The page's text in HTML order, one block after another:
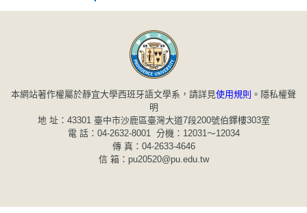
本網站著作權屬於靜宜大學西班牙語文學系，請詳見使用規則 。 隱私權聲
明
地 址：43301 臺中市沙鹿區臺灣大道7段200號伯鐸樓303室
電 話：04-2632-8001 分機：12031～12034
傳 真：04-2633-4646
信 箱：pu20520@pu.edu.tw